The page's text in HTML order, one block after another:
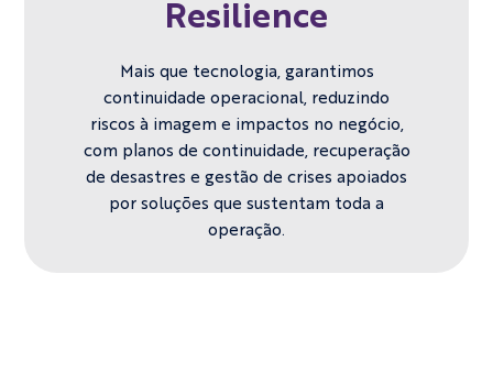
Resilience
Mais que tecnologia, garantimos
continuidade operacional, reduzindo
riscos à imagem e impactos no negócio,
com planos de continuidade, recuperação
de desastres e gestão de crises apoiados
por soluções que sustentam toda a
operação.